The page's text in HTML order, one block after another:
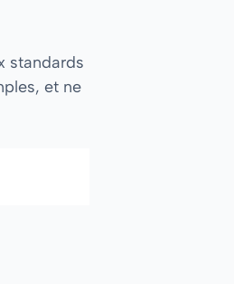
standards
et ne